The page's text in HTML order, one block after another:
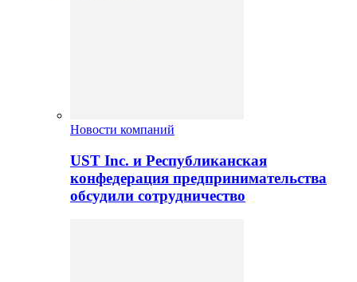
Новости компаний
UST Inc. и Республиканская
конфедерация предпринимательства
обсудили сотрудничество